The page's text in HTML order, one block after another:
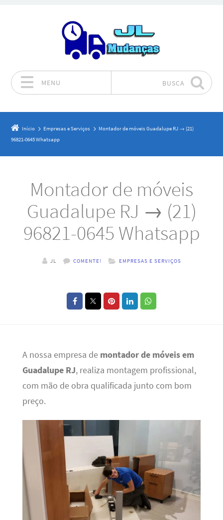
MENU BUSCA
Início Empresas e Serviços
Montador de móveis Guadalupe RJ → (21)
96821-0645 Whatsapp
Montador de móveis
Guadalupe RJ → (21)
96821-0645 Whatsapp
JL COMENTE! EMPRESAS E SERVIÇOS
A nossa empresa de montador de móveis em
Guadalupe RJ, realiza montagem profissional,
com mão de obra qualificada junto com bom
preço.